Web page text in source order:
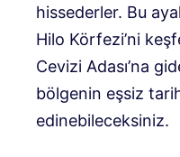
hissederler. Bu
Hilo Körfezi’ni
Cevizi Adası’na
bölgenin eşsiz
edinebileceksiniz.